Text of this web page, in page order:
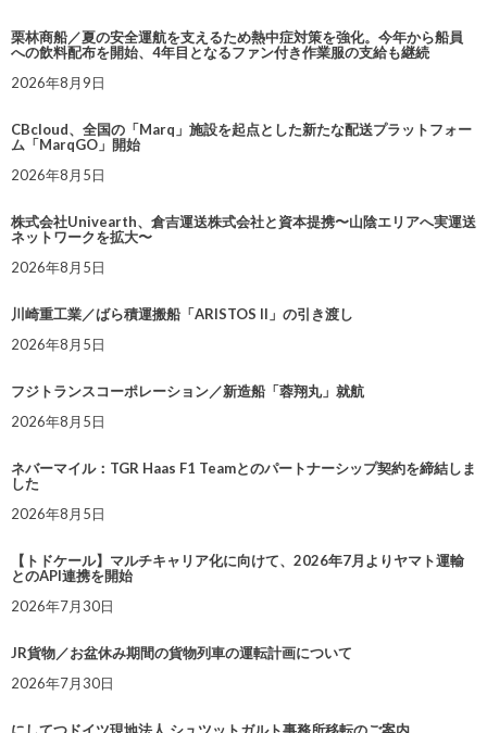
栗林商船／夏の安全運航を支えるため熱中症対策を強化。今年から船員
への飲料配布を開始、4年目となるファン付き作業服の支給も継続
2026年8月9日
CBcloud、全国の「Marq」施設を起点とした新たな配送プラットフォー
ム「MarqGO」開始
2026年8月5日
株式会社Univearth、倉吉運送株式会社と資本提携〜山陰エリアへ実運送
ネットワークを拡大〜
2026年8月5日
川崎重工業／ばら積運搬船「ARISTOS II」の引き渡し
2026年8月5日
フジトランスコーポレーション／新造船「蓉翔丸」就航
2026年8月5日
ネバーマイル：TGR Haas F1 Teamとのパートナーシップ契約を締結しま
した
2026年8月5日
【トドケール】マルチキャリア化に向けて、2026年7月よりヤマト運輸
とのAPI連携を開始
2026年7月30日
JR貨物／お盆休み期間の貨物列車の運転計画について
2026年7月30日
にしてつドイツ現地法人 シュツットガルト事務所移転のご案内